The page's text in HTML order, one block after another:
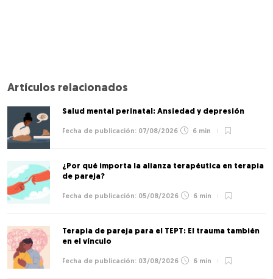
Artículos relacionados
Salud mental perinatal: Ansiedad y depresión
07/08/2026 6 min
¿Por qué importa la alianza terapéutica en terapia
de pareja?
05/08/2026 6 min
Terapia de pareja para el TEPT: El trauma también
en el vínculo
03/08/2026 6 min